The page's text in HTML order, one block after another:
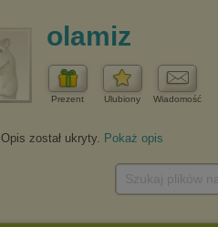
olamiz
Prezent Ulubiony Wiadomość
Opis został ukryty. Pokaż opis